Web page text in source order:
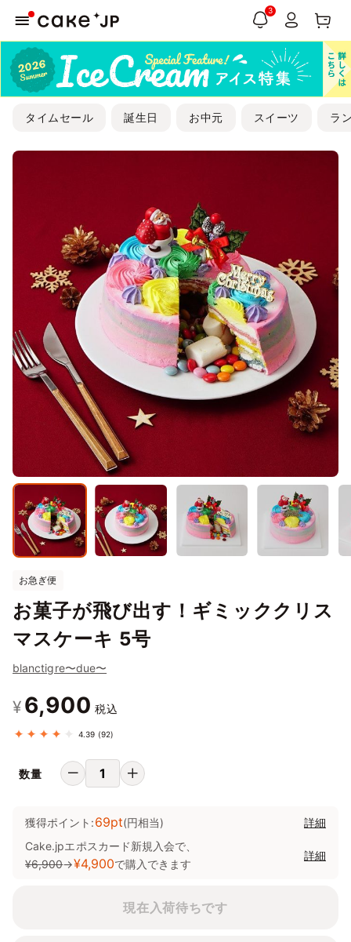
3
タイムセール 誕生日 お中元 スイーツ ラ
お急ぎ便
お菓子が飛び出す！ギミッククリス
マスケーキ 5号
blanctigre〜due〜
¥ 6,900 税込
4.39 (92)
数量
獲得ポイント:69pt(円相当)
詳細
Cake.jpエポスカード新規入会で、
¥6,900→¥4,900で購入できます
詳細
現在入荷待ちです